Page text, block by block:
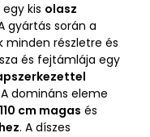
kis olasz
gyártás során a
minden részletre és
és fejtámlája egy
domináns eleme
110 cm magas és
. A díszes